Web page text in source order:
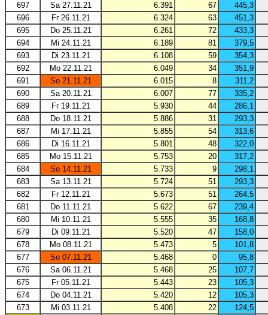
697
Sa 27.11.21 6.391 67
445,3
696
Fr 26.11.21 6.324 63
451,3
695
Do 25.11.21 6.261 72
433,3
694
Mi 24.11.21 6.189 81
379,5
693
Di 23.11.21 6.108 59
354,3
692
Mo 22.11.21 6.049 34
351,9
691
So 21.11.21 6.015 8
311,2
690
Sa 20.11.21 6.007 77
335,2
689
Fr 19.11.21 5.930 44
286,1
688
Do 18.11.21 5.886 31
293,3
687
Mi 17.11.21 5.855 54
313,6
686
Di 16.11.21 5.801 48
322,0
685
Mo 15.11.21 5.753 20
317,2
684
So 14.11.21 5.733 9
298,1
683
Sa 13.11.21 5.724 51
293,3
682
Fr 12.11.21 5.673 51
264,5
681
Do 11.11.21 5.622 67
239,4
680
Mi 10.11.21 5.555 35
168,8
679
Di 09.11.21 5.520 47
158,0
678
Mo 08.11.21 5.473 5
101,8
677
So 07.11.21 5.468 0
95,8
676
Sa 06.11.21 5.468 25
107,7
675
Fr 05.11.21 5.443 23
105,3
674
Do 04.11.21 5.420 12
105,3
673
Mi 03.11.21 5.408 22
124,5